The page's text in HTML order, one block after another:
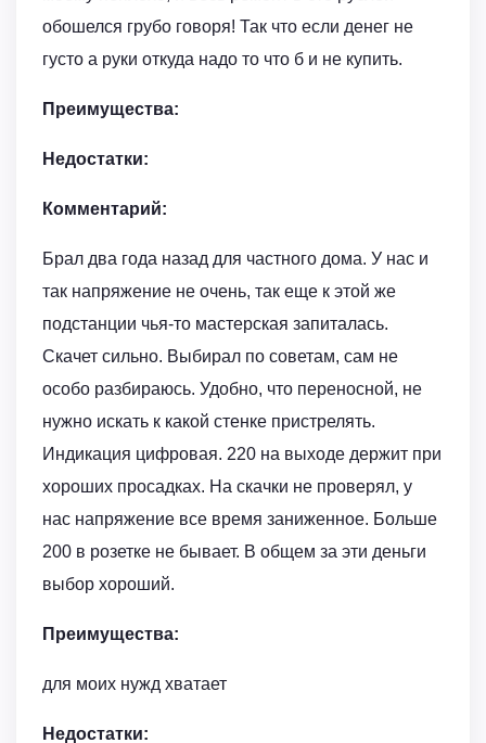
обошелся грубо говоря! Так что если денег не
густо а руки откуда надо то что б и не купить.
Преимущества:
Недостатки:
Комментарий:
Брал два года назад для частного дома. У нас и
так напряжение не очень, так еще к этой же
подстанции чья-то мастерская запиталась.
Скачет сильно. Выбирал по советам, сам не
особо разбираюсь. Удобно, что переносной, не
нужно искать к какой стенке пристрелять.
Индикация цифровая. 220 на выходе держит при
хороших просадках. На скачки не проверял, у
нас напряжение все время заниженное. Больше
200 в розетке не бывает. В общем за эти деньги
выбор хороший.
Преимущества:
для моих нужд хватает
Недостатки: